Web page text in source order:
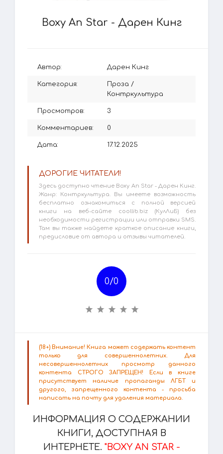
Boxy An Star - Дарен Кинг
Автор: Дарен Кинг
Категория: Проза /
Контркультура
Просмотров: 3
Комментариев: 0
Дата: 17.12.2025
ДОРОГИЕ ЧИТАТЕЛИ!
Здесь доступно чтение Boxy An Star - Дарен Кинг.
Жанр: Контркультура. Вы имеете возможность
бесплатно ознакомиться с полной версией
книги на веб-сайте coollib.biz (КулЛиБ) без
необходимости регистрации или отправки SMS.
Там вы также найдете краткое описание книги,
предисловие от автора и отзывы читателей.
0/0
(18+) Внимание! Книга может содержать контент
только для совершеннолетних. Для
несовершеннолетних просмотр данного
контента СТРОГО ЗАПРЕЩЕН! Если в книге
присутствует наличие пропаганды ЛГБТ и
другого, запрещенного контента - просьба
написать на почту для удаления материала.
ИНФОРМАЦИЯ О СОДЕРЖАНИИ
КНИГИ, ДОСТУПНАЯ В
ИНТЕРНЕТЕ. "BOXY AN STAR -